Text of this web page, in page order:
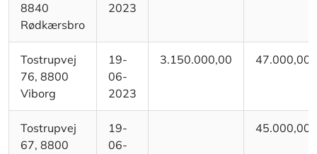
8840
Rødkærsbro
2023
Tostrupvej
76, 8800
Viborg
19-
06-
2023
3.150.000,00 47.000,00
Tostrupvej
67, 8800
19-
06-
45.000,00